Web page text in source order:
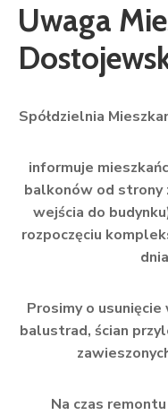
Uwaga
Spółdzielnia
informuje
balkonów od strony
wejścia do
rozpoczęciu
Prosimy o
balustrad, ścian
Na czas